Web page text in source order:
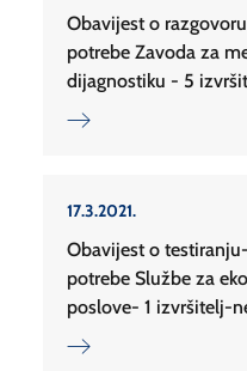
Obavijest o
potrebe Zavoda za
dijagnostiku - 5
17.3.2021.
Obavijest o
potrebe Službe za
poslove- 1 izvršitelj-